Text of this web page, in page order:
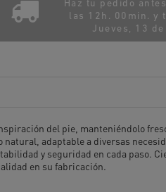
Haz tu pedido
las 12h. 00min. y
Jueves, 13 de
del pie, manteniéndolo
adaptable a diversas
y seguridad en cada paso.
en su fabricación.